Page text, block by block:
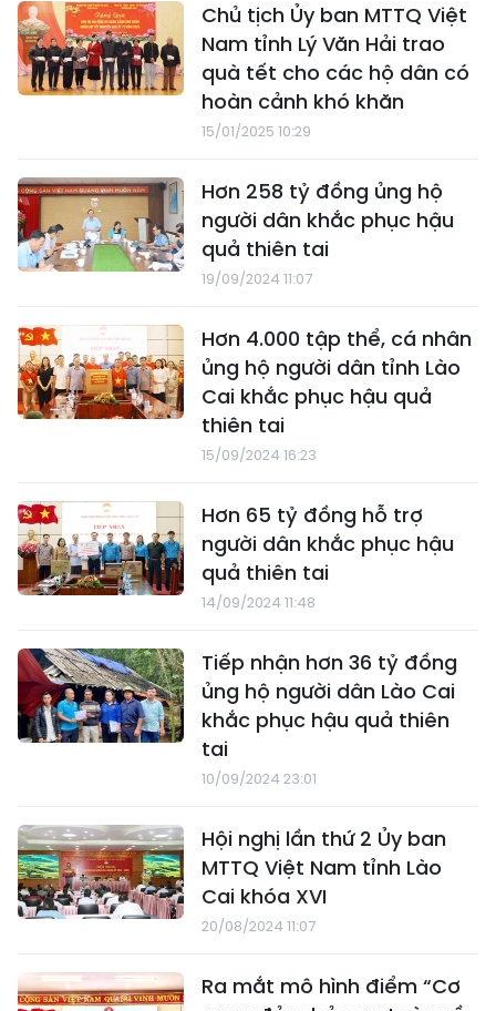
Chủ tịch Ủy ban MTTQ Việt
Nam tỉnh Lý Văn Hải trao
quà tết cho các hộ dân có
hoàn cảnh khó khăn
15/01/2025 10:29
Hơn 258 tỷ đồng ủng hộ
người dân khắc phục hậu
quả thiên tai
19/09/2024 11:07
Hơn 4.000 tập thể, cá nhân
ủng hộ người dân tỉnh Lào
Cai khắc phục hậu quả
thiên tai
15/09/2024 16:23
Hơn 65 tỷ đồng hỗ trợ
người dân khắc phục hậu
quả thiên tai
14/09/2024 11:48
Tiếp nhận hơn 36 tỷ đồng
ủng hộ người dân Lào Cai
khắc phục hậu quả thiên
tai
10/09/2024 23:01
Hội nghị lần thứ 2 Ủy ban
MTTQ Việt Nam tỉnh Lào
Cai khóa XVI
20/08/2024 11:07
Ra mắt mô hình điểm “Cơ